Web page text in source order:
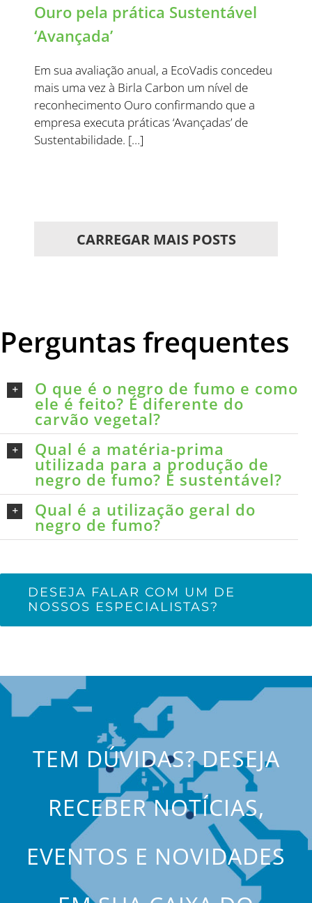
Ouro pela prática Sustentável
‘Avançada’
Em sua avaliação anual, a EcoVadis concedeu
mais uma vez à Birla Carbon um nível de
reconhecimento Ouro confirmando que a
empresa executa práticas ‘Avançadas’ de
Sustentabilidade. […]
CARREGAR MAIS POSTS
Perguntas frequentes
O que é o negro de fumo e como
ele é feito? É diferente do
carvão vegetal?
Qual é a matéria-prima
utilizada para a produção de
negro de fumo? É sustentável?
Qual é a utilização geral do
negro de fumo?
DESEJA FALAR COM UM DE
NOSSOS ESPECIALISTAS?
TEM DÚVIDAS? DESEJA
RECEBER NOTÍCIAS,
EVENTOS E NOVIDADES